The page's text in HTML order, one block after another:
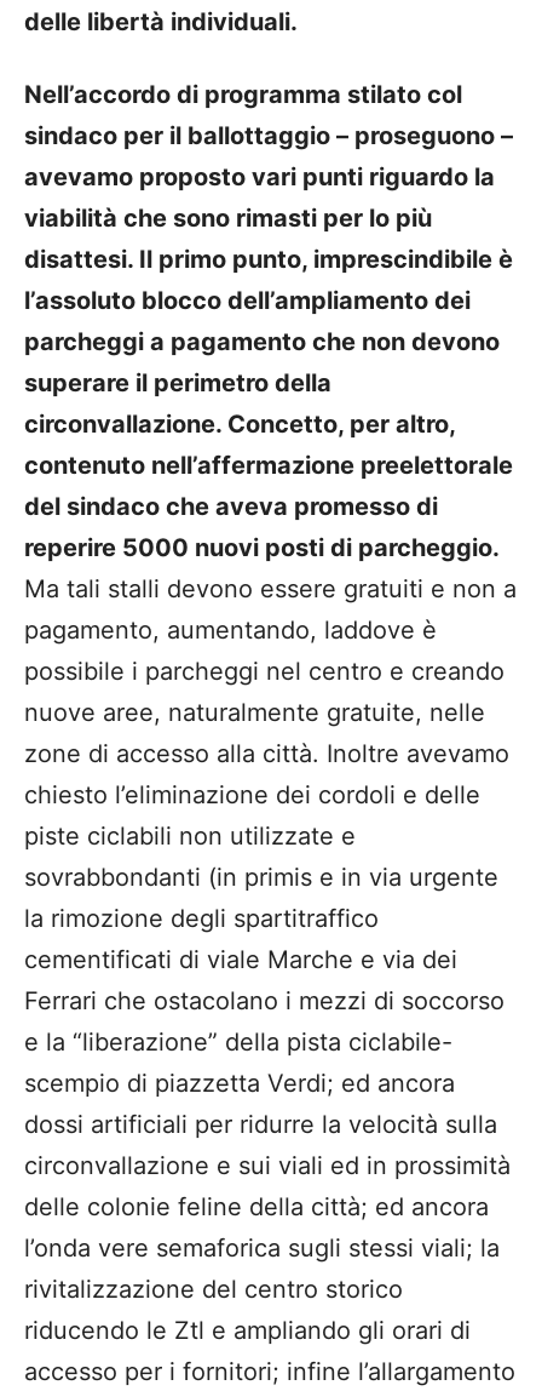
delle libertà individuali.
Nell’accordo di programma stilato col
sindaco per il ballottaggio – proseguono –
avevamo proposto vari punti riguardo la
viabilità che sono rimasti per lo più
disattesi. Il primo punto, imprescindibile è
l’assoluto blocco dell’ampliamento dei
parcheggi a pagamento che non devono
superare il perimetro della
circonvallazione. Concetto, per altro,
contenuto nell’affermazione preelettorale
del sindaco che aveva promesso di
reperire 5000 nuovi posti di parcheggio.
Ma tali stalli devono essere gratuiti e non a
pagamento, aumentando, laddove è
possibile i parcheggi nel centro e creando
nuove aree, naturalmente gratuite, nelle
zone di accesso alla città. Inoltre avevamo
chiesto l’eliminazione dei cordoli e delle
piste ciclabili non utilizzate e
sovrabbondanti (in primis e in via urgente
la rimozione degli spartitraffico
cementificati di viale Marche e via dei
Ferrari che ostacolano i mezzi di soccorso
e la “liberazione” della pista ciclabile-
scempio di piazzetta Verdi; ed ancora
dossi artificiali per ridurre la velocità sulla
circonvallazione e sui viali ed in prossimità
delle colonie feline della città; ed ancora
l’onda vere semaforica sugli stessi viali; la
rivitalizzazione del centro storico
riducendo le Ztl e ampliando gli orari di
accesso per i fornitori; infine l’allargamento